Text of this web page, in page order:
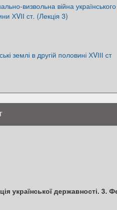
визвольна війна
ХVІІ ст. (Лекція 3)
землі в другій половині ХVІІІ ст
української державності. 3.